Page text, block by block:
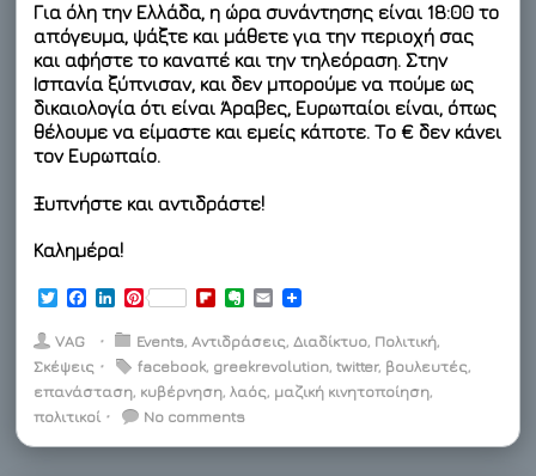
Για όλη την Ελλάδα, η ώρα συνάντησης είναι 18:00 το
απόγευμα, ψάξτε και μάθετε για την περιοχή σας
και αφήστε το καναπέ και την τηλεόραση. Στην
Ισπανία ξύπνισαν, και δεν μπορούμε να πούμε ως
δικαιολογία ότι είναι Άραβες, Ευρωπαίοι είναι, όπως
θέλουμε να είμαστε και εμείς κάποτε. Το € δεν κάνει
τον Ευρωπαίο.
Ξυπνήστε και αντιδράστε!
Καλημέρα!
i
t
e
r
b
o
o
n
k
e
d
P
n
e
r
e
t
i
b
o
a
d
e
r
n
o
E
a
l
VAG ⋅ Events,Αντιδράσεις,Διαδίκτυο, Πολιτική,
Σκέψεις ⋅ facebook, greekrevolution,twitter, βουλευτές,
επανάσταση, κυβέρνηση,λαός, μαζική κινητοποίηση,
πολιτικοί ⋅ No comments